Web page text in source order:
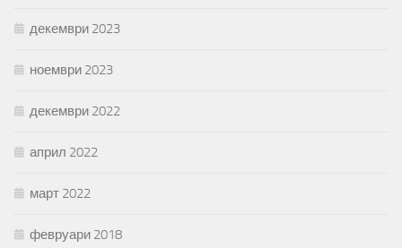
декември 2023
ноември 2023
декември 2022
април 2022
март 2022
февруари 2018